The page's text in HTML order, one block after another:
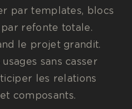
par templates, blocs
refonte totale.
le projet grandit.
sans casser
les relations
composants.